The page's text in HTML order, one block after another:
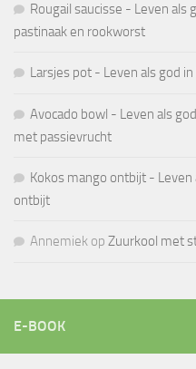
Rougail saucisse - Leven als
pastinaak en rookworst
Larsjes pot - Leven als god
Avocado bowl - Leven als
met passievrucht
Kokos mango ontbijt - Leven
ontbijt
Annemiek op Zuurkool met
E-BOOK